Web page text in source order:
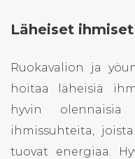
Läheiset ihmiset
Ruokavalion ja
hoitaa läheisiä
hyvin olennaisia
ihmissuhteita,
tuovat energiaa.